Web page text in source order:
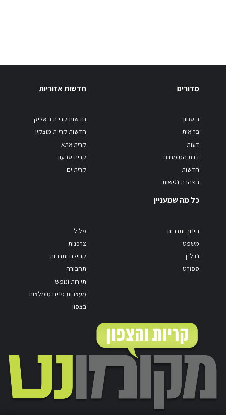
מדורים
ביטחון
בריאות
דעות
זירת המומחים
חדשות
הצהרת נגישות
חדשות אזוריות
חדשות קריית ביאליק
חדשות קריית מוצקין
קרית אתא
קרית טבעון
קרית ים
כל מה שמעניין
חינוך ותרבות
משפטי
נדל"ן
ספורט
פלילי
צרכנות
קהילה ותרבות
תחבורה
תיירות ונופש
מעצבות פנים מומלצות
בצפון